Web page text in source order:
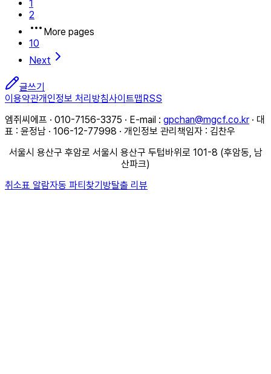
1
2
More pages
10
Next
글쓰기
이용약관개인정보 처리방침사이트맵 RSS
엠쥐씨에프 · 010-7156-3375 · E-mail : gpchan@mgcf.co.kr · 대
표 : 윤정남 · 106-12-77998 · 개인정보 관리책임자 : 김찬우
서울시 용산구 후암로 서울시 용산구 두텁바위로 101-8 (후암동, 남
산파크)
취소표 알람자동 파티찾기 방탈출 리뷰